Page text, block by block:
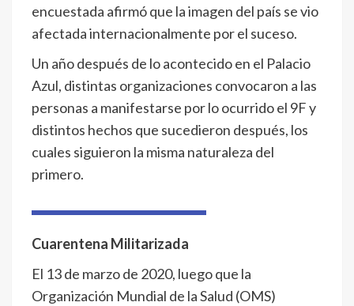
encuestada afirmó que la imagen del país se vio
afectada internacionalmente por el suceso.
Un año después de lo acontecido en el Palacio
Azul, distintas organizaciones convocaron a las
personas a manifestarse por lo ocurrido el 9F y
distintos hechos que sucedieron después, los
cuales siguieron la misma naturaleza del
primero.
Cuarentena Militarizada
El 13 de marzo de 2020, luego que la
Organización Mundial de la Salud (OMS)